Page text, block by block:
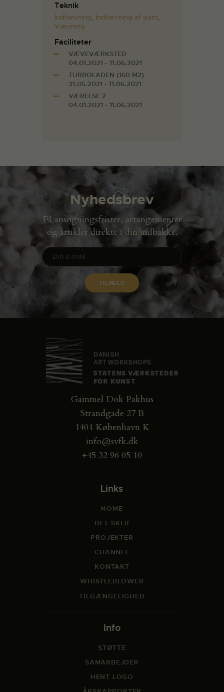
Teknik
Indfarvning, Indfarvning af garn,
Vævning
Faciliteter
VÆVEVÆRKSTED
04.01.2021 - 11.06.2021
TURBOLADEN (160 M2)
31.05.2021 - 11.06.2021
VÆRELSE 2
04.01.2021 - 11.06.2021
Nyhedsbrev
Få ansøgningsfrister, arrangementer
og artikler direkte i din indbakke.
Gammel Dok Pakhus
Strandgade 27 B
1401 København K
info@svfk.dk
+45 32 96 05 10
Links
HOME
DET SKER
PROJEKTER
CHANNEL
KONTAKT
WHISTLEBLOWER
TILGÆNGELIGHED
Info
STØTTE
SAMARBEJDER
HENT LOGO